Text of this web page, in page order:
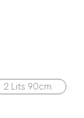
2 Lits 90cm